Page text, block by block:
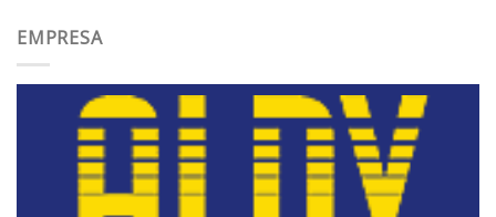
EMPRESA